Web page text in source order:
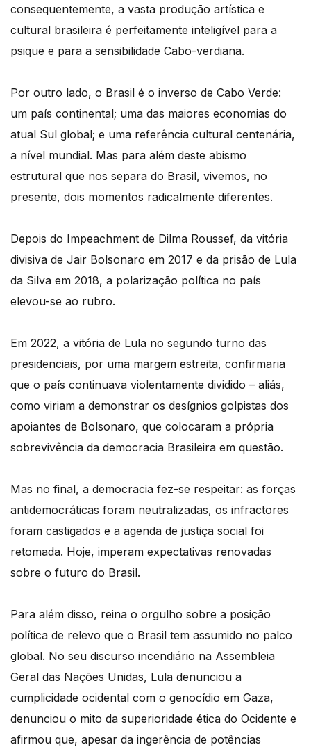
consequentemente, a vasta produção artística e
cultural brasileira é perfeitamente inteligível para a
psique e para a sensibilidade Cabo-verdiana.
Por outro lado, o Brasil é o inverso de Cabo Verde:
um país continental; uma das maiores economias do
atual Sul global; e uma referência cultural centenária,
a nível mundial. Mas para além deste abismo
estrutural que nos separa do Brasil, vivemos, no
presente, dois momentos radicalmente diferentes.
Depois do Impeachment de Dilma Roussef, da vitória
divisiva de Jair Bolsonaro em 2017 e da prisão de Lula
da Silva em 2018, a polarização política no país
elevou-se ao rubro.
Em 2022, a vitória de Lula no segundo turno das
presidenciais, por uma margem estreita, confirmaria
que o país continuava violentamente dividido – aliás,
como viriam a demonstrar os desígnios golpistas dos
apoiantes de Bolsonaro, que colocaram a própria
sobrevivência da democracia Brasileira em questão.
Mas no final, a democracia fez-se respeitar: as forças
antidemocráticas foram neutralizadas, os infractores
foram castigados e a agenda de justiça social foi
retomada. Hoje, imperam expectativas renovadas
sobre o futuro do Brasil.
Para além disso, reina o orgulho sobre a posição
política de relevo que o Brasil tem assumido no palco
global. No seu discurso incendiário na Assembleia
Geral das Nações Unidas, Lula denunciou a
cumplicidade ocidental com o genocídio em Gaza,
denunciou o mito da superioridade ética do Ocidente e
afirmou que, apesar da ingerência de potências